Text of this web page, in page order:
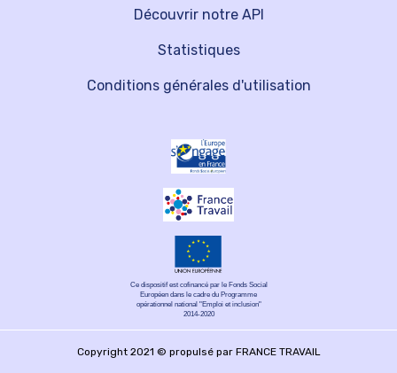
Découvrir notre API
Statistiques
Conditions générales d'utilisation
Ce dispositif est cofinancé par le Fonds Social
Européen dans le cadre du Programme
opérationnel national "Emploi et inclusion"
2014-2020
Copyright 2021 © propulsé par FRANCE TRAVAIL